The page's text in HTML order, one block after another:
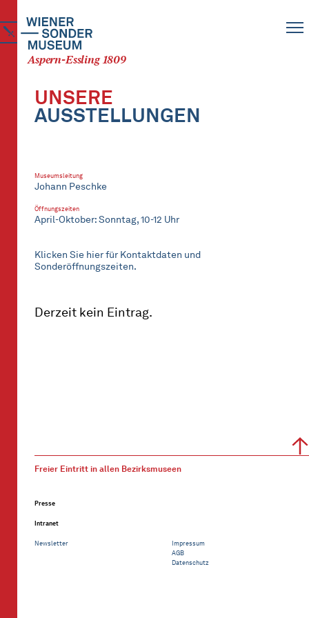
Aspern-Essling 1809
UNSERE
AUSSTELLUNGEN
Museumsleitung
Johann Peschke
Öffnungszeiten
April-Oktober: Sonntag, 10-12 Uhr
Klicken Sie hier für Kontaktdaten und
Sonderöffnungszeiten.
Derzeit kein Eintrag.
Freier Eintritt in allen Bezirksmuseen
Presse
Intranet
Newsletter
Impressum
AGB
Datenschutz